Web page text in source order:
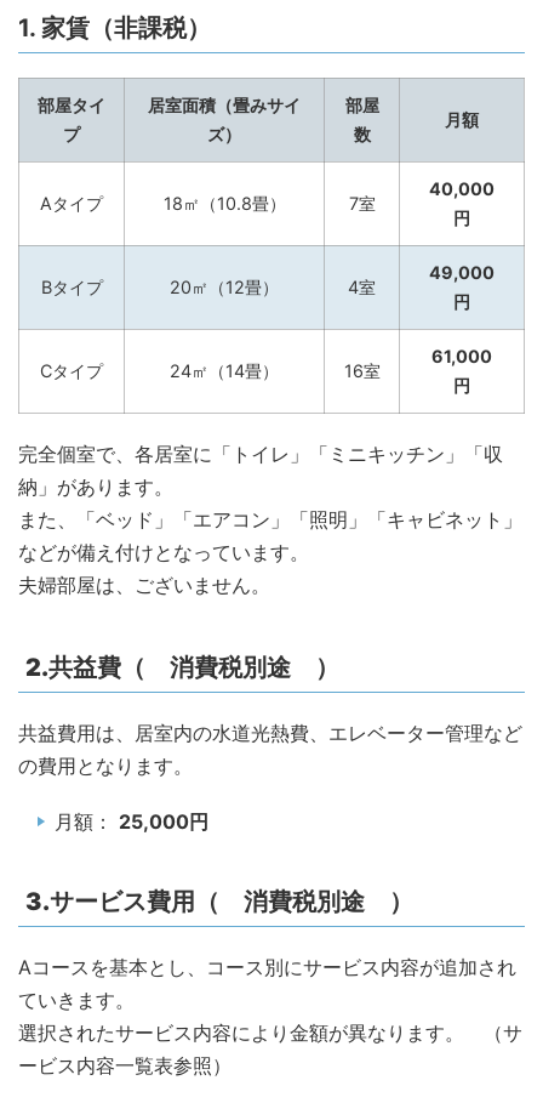
1. 家賃（非課税）
部屋タイ
プ
居室面積（畳みサイ
ズ）
部屋
数
月額
Aタイプ 18㎡（10.8畳） 7室
40,000
円
Bタイプ 20㎡（12畳） 4室
49,000
円
Cタイプ 24㎡（14畳） 16室
61,000
円
完全個室で、各居室に「トイレ」「ミニキッチン」「収
納」があります。
また、「ベッド」「エアコン」「照明」「キャビネット」
などが備え付けとなっています。
夫婦部屋は、ございません。
2.共益費（ 消費税別途 ）
共益費用は、居室内の水道光熱費、エレベーター管理など
の費用となります。
月額： 25,000円
3.サービス費用（ 消費税別途 ）
Aコースを基本とし、コース別にサービス内容が追加され
ていきます。
選択されたサービス内容により金額が異なります。 （サ
ービス内容一覧表参照）